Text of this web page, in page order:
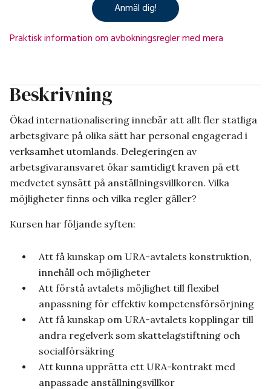
Anmäl dig!
Praktisk information om avbokningsregler med mera
Beskrivning
Ökad internationalisering innebär att allt fler statliga
arbetsgivare på olika sätt har personal engagerad i
verksamhet utomlands. Delegeringen av
arbetsgivaransvaret ökar samtidigt kraven på ett
medvetet synsätt på anställningsvillkoren. Vilka
möjligheter finns och vilka regler gäller?
Kursen har följande syften:
Att få kunskap om URA-avtalets konstruktion,
innehåll och möjligheter
Att förstå avtalets möjlighet till flexibel
anpassning för effektiv kompetensförsörjning
Att få kunskap om URA-avtalets kopplingar till
andra regelverk som skattelagstiftning och
socialförsäkring
Att kunna upprätta ett URA-kontrakt med
anpassade anställningsvillkor